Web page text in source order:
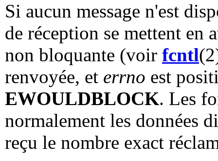
Si aucun message n'est
de réception se mettent en
non bloquante (voir fcntl
renvoyée, et errno est
EWOULDBLOCK. Les
normalement les données
reçu le nombre exact